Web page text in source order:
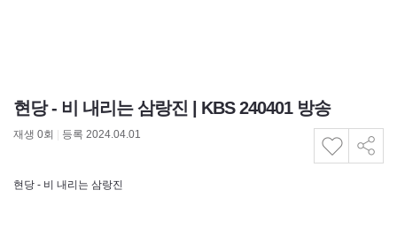
현당 - 비 내리는 삼랑진 | KBS 240401 방송
재생 0회 등록 2024.04.01
현당 - 비 내리는 삼랑진